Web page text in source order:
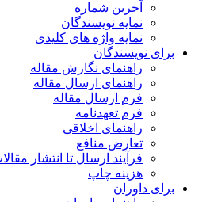
آخرین شماره
نمایه نویسندگان
نمایه واژه های کلیدی
برای نویسندگان
راهنمای نگارش مقاله
راهنمای ارسال مقاله
فرم ارسال مقاله
فرم تعهدنامه
راهنمای اخلاقی
تعارض منافع
فرآیند ارسال تا انتشار مقالات
هزینه چاپ
برای داوران